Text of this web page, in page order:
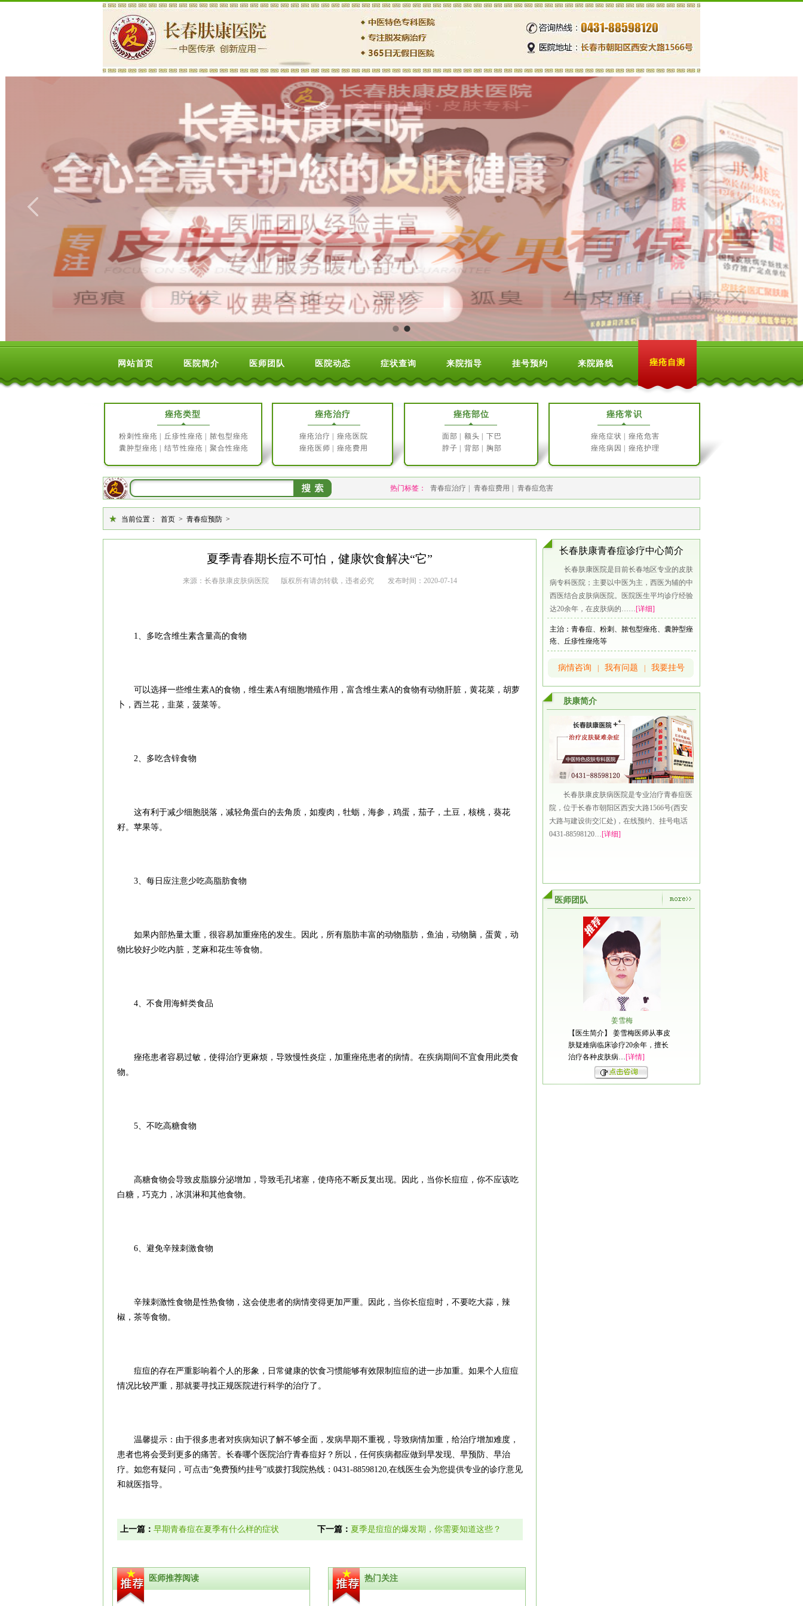
网站首页 医院简介 医师团队 医院动态 症状查询 来院指导 挂号预约 来院路线 痤疮自测
痤疮类型
粉刺性痤疮 丘疹性痤疮
脓包型痤疮
囊肿型痤疮
结节性痤疮 聚合性痤疮
痤疮治疗
痤疮治疗
痤疮医院
痤疮医师
痤疮费用
痤疮部位
面部 额头
下巴
脖子
背部 胸部
痤疮常识
痤疮症状
痤疮危害
痤疮病因
痤疮护理
热门标签： 青春痘治疗 青春痘费用 青春痘危害
当前位置： 首页 > 青春痘预防 >
夏季青春期长痘不可怕，健康饮食解决“它”
来源： 长春肤康皮肤病医院 版权所有请勿转载，违者必究 发布时间：2020-07-14
1、多吃含维生素含量高的食物
可以选择一些维生素A的食物，维生素A有细胞增殖作用，富含维生素A的食物有动物肝脏，黄花菜，胡萝
卜，西兰花，韭菜，菠菜等。
2、多吃含锌食物
这有利于减少细胞脱落，减轻角蛋白的去角质，如瘦肉，牡蛎，海参，鸡蛋，茄子，土豆，核桃，葵花
籽。苹果等。
3、每日应注意少吃高脂肪食物
如果内部热量太重，很容易加重痤疮的发生。因此，所有脂肪丰富的动物脂肪，鱼油，动物脑，蛋黄，动
物比较好少吃内脏，芝麻和花生等食物。
4、不食用海鲜类食品
痤疮患者容易过敏，使得治疗更麻烦，导致慢性炎症，加重痤疮患者的病情。在疾病期间不宜食用此类食
物。
5、不吃高糖食物
高糖食物会导致皮脂腺分泌增加，导致毛孔堵塞，使痔疮不断反复出现。因此，当你长痘痘，你不应该吃
白糖，巧克力，冰淇淋和其他食物。
6、避免辛辣刺激食物
辛辣刺激性食物是性热食物，这会使患者的病情变得更加严重。因此，当你长痘痘时，不要吃大蒜，辣
椒，茶等食物。
痘痘的存在严重影响着个人的形象，日常健康的饮食习惯能够有效限制痘痘的进一步加重。如果个人痘痘
情况比较严重，那就要寻找正规医院进行科学的治疗了。
温馨提示：由于很多患者对疾病知识了解不够全面，发病早期不重视，导致病情加重，给治疗增加难度，
患者也将会受到更多的痛苦。 长春哪个医院治疗青春痘好？所以，任何疾病都应做到早发现、早预防、早治
疗。如您有疑问，可点击“免费预约挂号”或拨打我院热线：0431-88598120,在线医生会为您提供专业的诊疗意见
和就医指导。
上一篇： 早期青春痘在夏季有什么样的症状 下一篇： 夏季是痘痘的爆发期，你需要知道这些？
医师推荐阅读 热门关注
长春肤康青春痘诊疗中心简介
长春肤康医院是目前长春地区专业的皮肤
病专科医院；主要以中医为主，西医为辅的中
西医结合皮肤病医院。医院医生平均诊疗经验
达20余年，在皮肤病的……[详细]
主治：青春痘、粉刺、脓包型痤疮、囊肿型痤
疮、丘疹性痤疮等
病情咨询 我有问题 我要挂号
肤康简介
长春肤康皮肤病医院是专业治疗青春痘医
院，位于长春市朝阳区西安大路1566号(西安
大路与建设街交汇处)，在线预约、挂号电话
0431-88598120…[详细]
医师团队
姜雪梅
【医生简介】 姜雪梅医师从事皮
肤疑难病临床诊疗20余年，擅长
治疗各种皮肤病…[详情]